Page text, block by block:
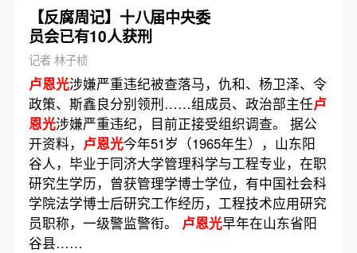
【反腐周记】十八届中央委
员会已有10人获刑
记者 林子桢
卢恩光涉嫌严重违纪被查落马，仇和、杨卫泽、令
政策、斯鑫良分别领刑……组成员、政治部主任卢
恩光涉嫌严重违纪，目前正接受组织调查。 据公
开资料， 卢恩光今年51岁（1965年生），山东阳
谷人，毕业于同济大学管理科学与工程专业，在职
研究生学历，曾获管理学博士学位，有中国社会科
学院法学博士后研究工作经历，工程技术应用研究
员职称，一级警监警衔。 卢恩光早年在山东省阳
谷县……